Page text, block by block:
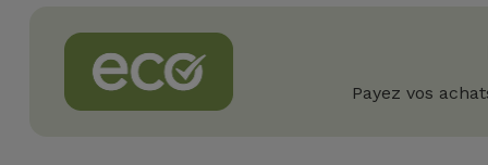
Macbook
Watch
iPads
Reconditionnés
Câbles
Reprises Payez vos